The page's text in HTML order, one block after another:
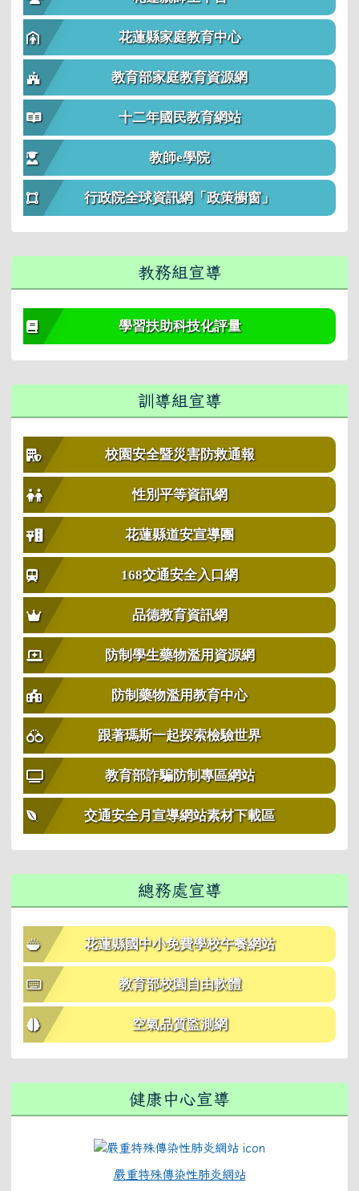
花蓮縣家庭教育中心
教育部家庭教育資源網
十二年國民教育網站
教師e學院
行政院全球資訊網「政策櫥窗」
教務組宣導
學習扶助科技化評量
訓導組宣導
校園安全暨災害防救通報
性別平等資訊網
花蓮縣道安宣導團
168交通安全入口網
品德教育資訊網
防制學生藥物濫用資源網
防制藥物濫用教育中心
跟著瑪斯一起探索檢驗世界
教育部詐騙防制專區網站
交通安全月宣導網站素材下載區
總務處宣導
花蓮縣國中小免費學校午餐網站
教育部校園自由軟體
空氣品質監測網
健康中心宣導
嚴重特殊傳染性肺炎網站